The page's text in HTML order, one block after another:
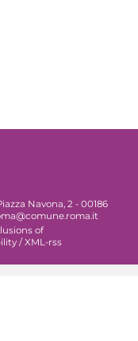
Navona, 2 - 00186
of
/XML-rss